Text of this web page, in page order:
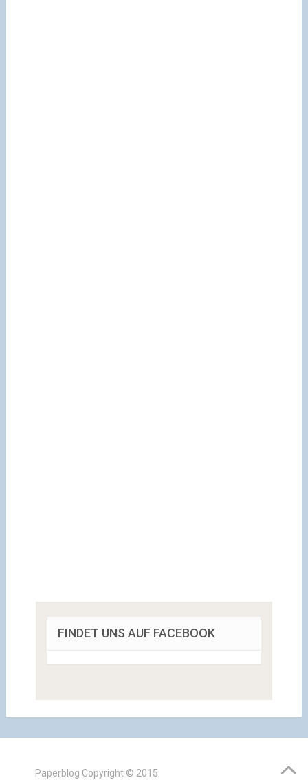
FINDET UNS AUF FACEBOOK
Paperblog Copyright © 2015.